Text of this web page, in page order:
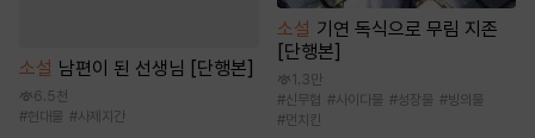
소설 남편이 된 선생님 [단행본]
6.5천
#현대물 #사제지간
소설 기연 독식으로 무림 지존
[단행본]
1.3만
#신무협 #사이다물 #성장물 #빙의물
#먼치킨